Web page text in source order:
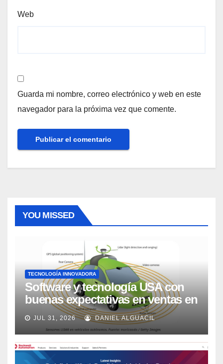
Web
Guarda mi nombre, correo electrónico y web en este
navegador para la próxima vez que comente.
YOU MISSED
TECNOLOGÍA INNOVADORA
Software y tecnología USA con
buenas expectativas en ventas en
los próximos 2 años, según
Market Watch
JUL 31, 2026 DANIEL ALGUACIL